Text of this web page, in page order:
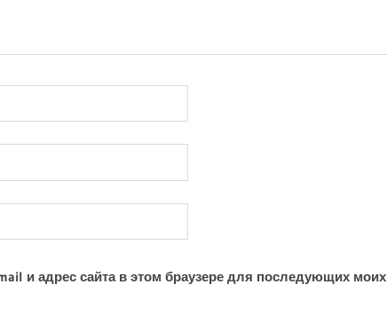
и адрес сайта в этом браузере для последующих моих